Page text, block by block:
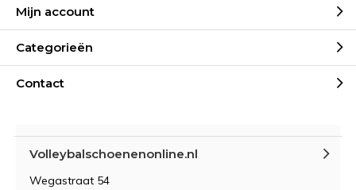
Mijn account
Categorieën
Contact
Volleybalschoenenonline.nl
Wegastraat 54